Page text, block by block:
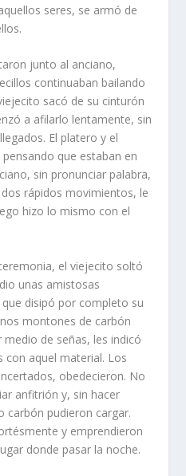
seres, se armó de
junto al anciano,
continuaban bailando
sacó de su cinturón
a afilarlo lentamente, sin
El platero y el
que estaban en
sin pronunciar palabra,
rápidos movimientos, le
hizo lo mismo con el
el viejecito soltó
unas amistosas
disipó por completo su
montones de carbón
de señas, les indicó
con aquel material. Los
obedecieron. No
anfitrión y, sin hacer
carbón pudieron cargar.
y emprendieron
donde pasar la noche.